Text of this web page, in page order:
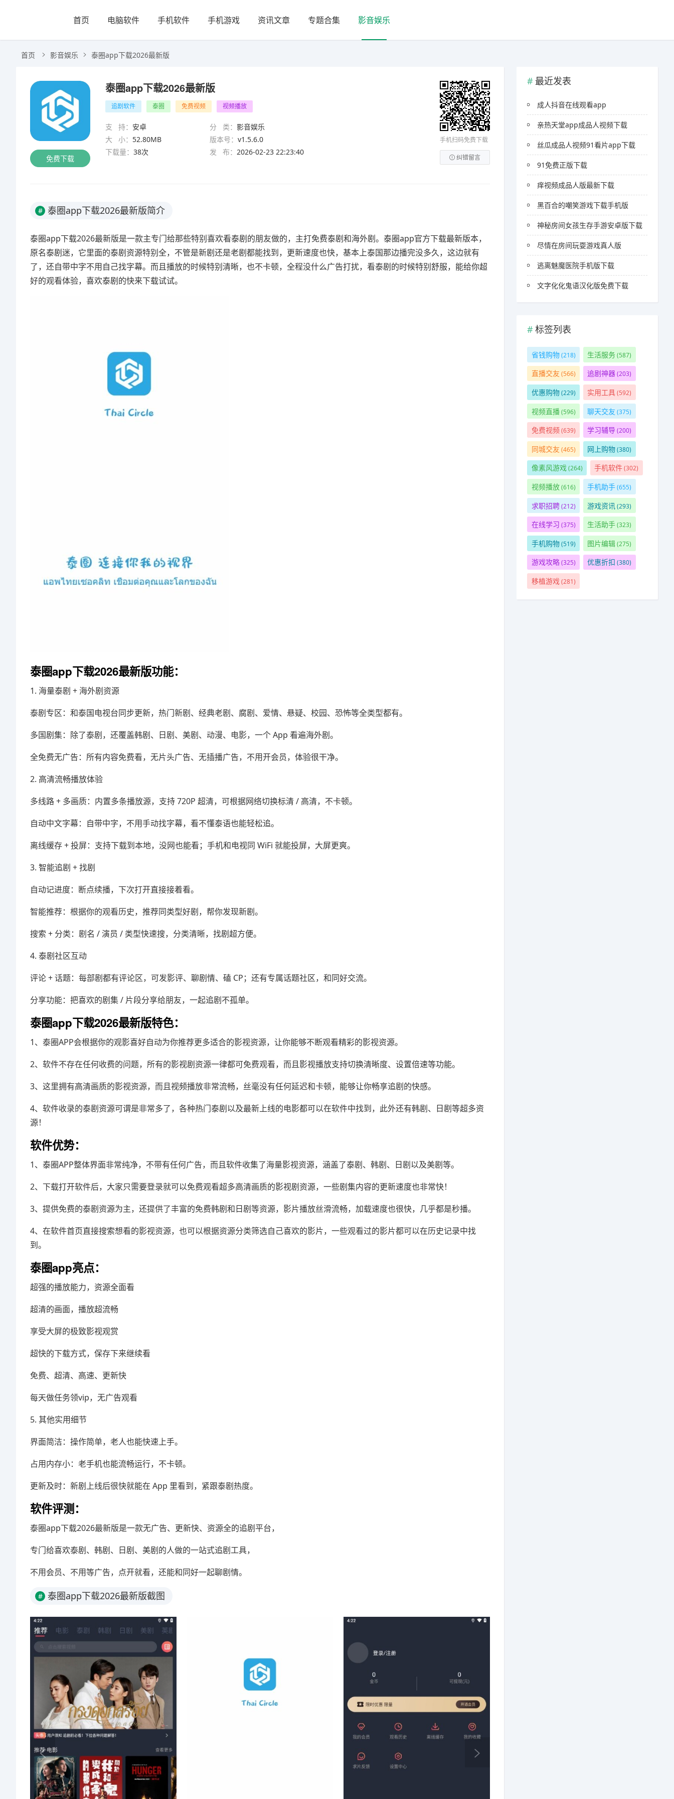
首页 电脑软件 手机软件 手机游戏 资讯文章 专题合集 影音娱乐
首页 影音娱乐 泰圈app下载2026最新版
免费下载
泰圈app下载2026最新版
追剧软件 泰圈 免费视频 视频播放
支 持： 安卓 分 类： 影音娱乐
大 小： 52.80MB 版本号： v1.5.6.0
下载量： 38次 发 布： 2026-02-23 22:23:40
手机扫码免费下载
纠错留言
# 泰圈app下载2026最新版简介
泰圈app下载2026最新版是一款主专门给那些特别喜欢看泰剧的朋友做的，主打免费泰剧和海外剧。泰圈app官方下载最新版本，
原名泰剧迷，它里面的泰剧资源特别全，不管是新剧还是老剧都能找到，更新速度也快，基本上泰国那边播完没多久，这边就有
了，还自带中字不用自己找字幕。而且播放的时候特别清晰，也不卡顿，全程没什么广告打扰，看泰剧的时候特别舒服，能给你超
好的观看体验，喜欢泰剧的快来下载试试。
泰圈app下载2026最新版功能：
1. 海量泰剧 + 海外剧资源
泰剧专区：和泰国电视台同步更新，热门新剧、经典老剧、腐剧、爱情、悬疑、校园、恐怖等全类型都有。
多国剧集：除了泰剧，还覆盖韩剧、日剧、美剧、动漫、电影，一个 App 看遍海外剧。
全免费无广告：所有内容免费看，无片头广告、无插播广告，不用开会员，体验很干净。
2. 高清流畅播放体验
多线路 + 多画质：内置多条播放源，支持 720P 超清，可根据网络切换标清 / 高清，不卡顿。
自动中文字幕：自带中字，不用手动找字幕，看不懂泰语也能轻松追。
离线缓存 + 投屏：支持下载到本地，没网也能看；手机和电视同 WiFi 就能投屏，大屏更爽。
3. 智能追剧 + 找剧
自动记进度：断点续播，下次打开直接接着看。
智能推荐：根据你的观看历史，推荐同类型好剧，帮你发现新剧。
搜索 + 分类：剧名 / 演员 / 类型快速搜，分类清晰，找剧超方便。
4. 泰剧社区互动
评论 + 话题：每部剧都有评论区，可发影评、聊剧情、磕 CP；还有专属话题社区，和同好交流。
分享功能：把喜欢的剧集 / 片段分享给朋友，一起追剧不孤单。
泰圈app下载2026最新版特色：
1、泰圈APP会根据你的观影喜好自动为你推荐更多适合的影视资源，让你能够不断观看精彩的影视资源。
2、软件不存在任何收费的问题，所有的影视剧资源一律都可免费观看，而且影视播放支持切换清晰度、设置倍速等功能。
3、这里拥有高清画质的影视资源，而且视频播放非常流畅，丝毫没有任何延迟和卡顿，能够让你畅享追剧的快感。
4、软件收录的泰剧资源可谓是非常多了，各种热门泰剧以及最新上线的电影都可以在软件中找到，此外还有韩剧、日剧等超多资
源！
软件优势：
1、泰圈APP整体界面非常纯净，不带有任何广告，而且软件收集了海量影视资源，涵盖了泰剧、韩剧、日剧以及美剧等。
2、下载打开软件后，大家只需要登录就可以免费观看超多高清画质的影视剧资源，一些剧集内容的更新速度也非常快！
3、提供免费的泰剧资源为主，还提供了丰富的免费韩剧和日剧等资源，影片播放丝滑流畅，加载速度也很快，几乎都是秒播。
4、在软件首页直接搜索想看的影视资源，也可以根据资源分类筛选自己喜欢的影片，一些观看过的影片都可以在历史记录中找
到。
泰圈app亮点：
超强的播放能力，资源全面看
超清的画面，播放超流畅
享受大屏的极致影视观赏
超快的下载方式，保存下来继续看
免费、超清、高速、更新快
每天做任务领vip，无广告观看
5. 其他实用细节
界面简洁：操作简单，老人也能快速上手。
占用内存小：老手机也能流畅运行，不卡顿。
更新及时：新剧上线后很快就能在 App 里看到，紧跟泰剧热度。
软件评测：
泰圈app下载2026最新版是一款无广告、更新快、资源全的追剧平台，
专门给喜欢泰剧、韩剧、日剧、美剧的人做的一站式追剧工具，
不用会员、不用等广告，点开就看，还能和同好一起聊剧情。
# 泰圈app下载2026最新版截图
最近发表
成人抖音在线观看app
亲热天堂app成品人视频下载
丝瓜成品人视频91看片app下载
91免费正版下载
痒视频成品人版最新下载
黑百合的嘲笑游戏下载手机版
神秘房间女孩生存手游安卓版下载
尽情在房间玩耍游戏真人版
逃离魅魔医院手机版下载
文字化化鬼语汉化版免费下载
标签列表
省钱购物(218) 生活服务(587)
直播交友 (566) 追剧神器(203)
优惠购物(229) 实用工具(592)
视频直播(596) 聊天交友 (375)
免费视频(639) 学习辅导(200)
同城交友 (465) 网上购物(380)
像素风游戏(264) 手机软件(302)
视频播放(616) 手机助手(655)
求职招聘(212) 游戏资讯(293)
在线学习 (375) 生活助手(323)
手机购物(519) 图片编辑(275)
游戏攻略(325) 优惠折扣 (380)
移植游戏(281)